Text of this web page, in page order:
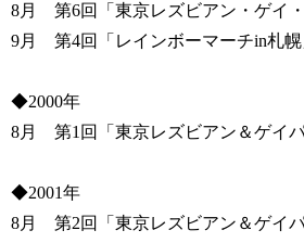
8月 第6回「東京レズビアン・ゲイ
9月 第4回「レインボーマーチin札幌
◆2000年
8月 第1回「東京レズビアン＆ゲイパ
◆2001年
8月 第2回「東京レズビアン＆ゲイパ